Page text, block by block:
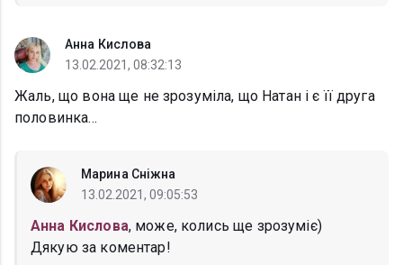
Анна Кислова
13.02.2021, 08:32:13
Жаль, що вона ще не зрозуміла, що Натан і є її друга
половинка...
Марина Сніжна
13.02.2021, 09:05:53
Анна Кислова, може, колись ще зрозуміє)
Дякую за коментар!